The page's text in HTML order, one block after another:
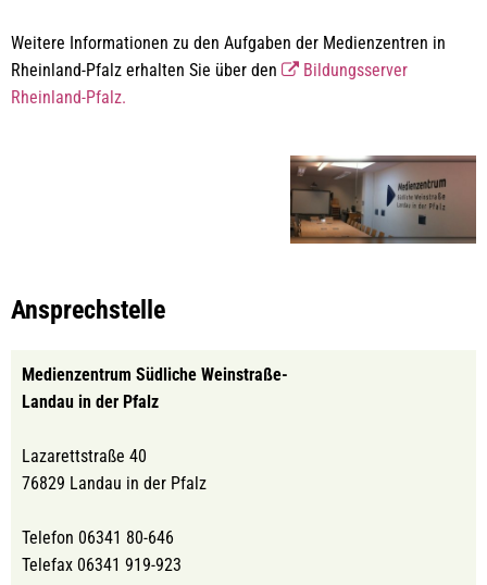
Weitere Informationen zu den Aufgaben der Medienzentren in
Rheinland-Pfalz erhalten Sie über den
Bildungsserver
Rheinland-Pfalz.
Ansprechstelle
Medienzentrum Südliche Weinstraße-
Landau in der Pfalz
Lazarettstraße 40
76829 Landau in der Pfalz
Telefon 06341 80-646
Telefax 06341 919-923